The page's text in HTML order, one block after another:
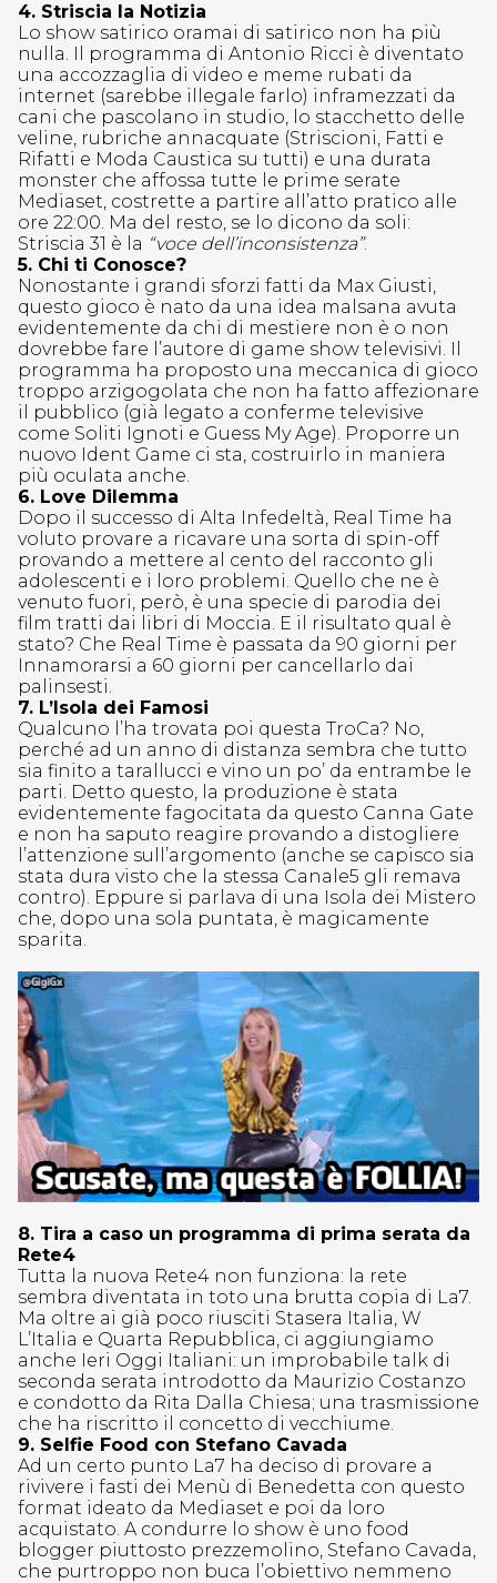
4. Striscia la Notizia
Lo show satirico oramai di satirico non ha più
nulla. Il programma di Antonio Ricci è diventato
una accozzaglia di video e meme rubati da
internet (sarebbe illegale farlo) inframezzati da
cani che pascolano in studio, lo stacchetto delle
veline, rubriche annacquate (Striscioni, Fatti e
Rifatti e Moda Caustica su tutti) e una durata
monster che affossa tutte le prime serate
Mediaset, costrette a partire all’atto pratico alle
ore 22:00. Ma del resto, se lo dicono da soli:
Striscia 31 è la “voce dell’inconsistenza”.
5. Chi ti Conosce?
Nonostante i grandi sforzi fatti da Max Giusti,
questo gioco è nato da una idea malsana avuta
evidentemente da chi di mestiere non è o non
dovrebbe fare l’autore di game show televisivi. Il
programma ha proposto una meccanica di gioco
troppo arzigogolata che non ha fatto affezionare
il pubblico (già legato a conferme televisive
come Soliti Ignoti e Guess My Age). Proporre un
nuovo Ident Game ci sta, costruirlo in maniera
più oculata anche.
6. Love Dilemma
Dopo il successo di Alta Infedeltà, Real Time ha
voluto provare a ricavare una sorta di spin-off
provando a mettere al cento del racconto gli
adolescenti e i loro problemi. Quello che ne è
venuto fuori, però, è una specie di parodia dei
film tratti dai libri di Moccia. E il risultato qual è
stato? Che Real Time è passata da 90 giorni per
Innamorarsi a 60 giorni per cancellarlo dai
palinsesti.
7. L’Isola dei Famosi
Qualcuno l’ha trovata poi questa TroCa? No,
perché ad un anno di distanza sembra che tutto
sia finito a tarallucci e vino un po’ da entrambe le
parti. Detto questo, la produzione è stata
evidentemente fagocitata da questo Canna Gate
e non ha saputo reagire provando a distogliere
l’attenzione sull’argomento (anche se capisco sia
stata dura visto che la stessa Canale5 gli remava
contro). Eppure si parlava di una Isola dei Mistero
che, dopo una sola puntata, è magicamente
sparita.
8. Tira a caso un programma di prima serata da
Rete4
Tutta la nuova Rete4 non funziona: la rete
sembra diventata in toto una brutta copia di La7.
Ma oltre ai già poco riusciti Stasera Italia, W
L’Italia e Quarta Repubblica, ci aggiungiamo
anche Ieri Oggi Italiani: un improbabile talk di
seconda serata introdotto da Maurizio Costanzo
e condotto da Rita Dalla Chiesa; una trasmissione
che ha riscritto il concetto di vecchiume.
9. Selfie Food con Stefano Cavada
Ad un certo punto La7 ha deciso di provare a
rivivere i fasti dei Menù di Benedetta con questo
format ideato da Mediaset e poi da loro
acquistato. A condurre lo show è uno food
blogger piuttosto prezzemolino, Stefano Cavada,
che purtroppo non buca l’obiettivo nemmeno